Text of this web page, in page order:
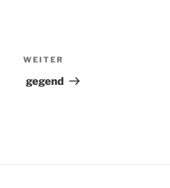
Beitrag
WEITER
gegend